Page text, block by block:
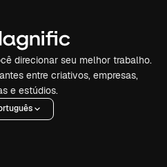
direcionar seu melhor trabalho.
entre criativos, empresas,
e estúdios.